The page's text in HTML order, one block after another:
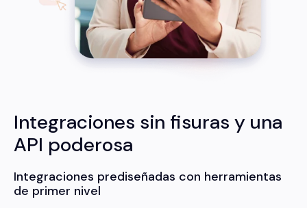
Integraciones sin fisuras y una
API poderosa
Integraciones prediseñadas con herramientas
de primer nivel